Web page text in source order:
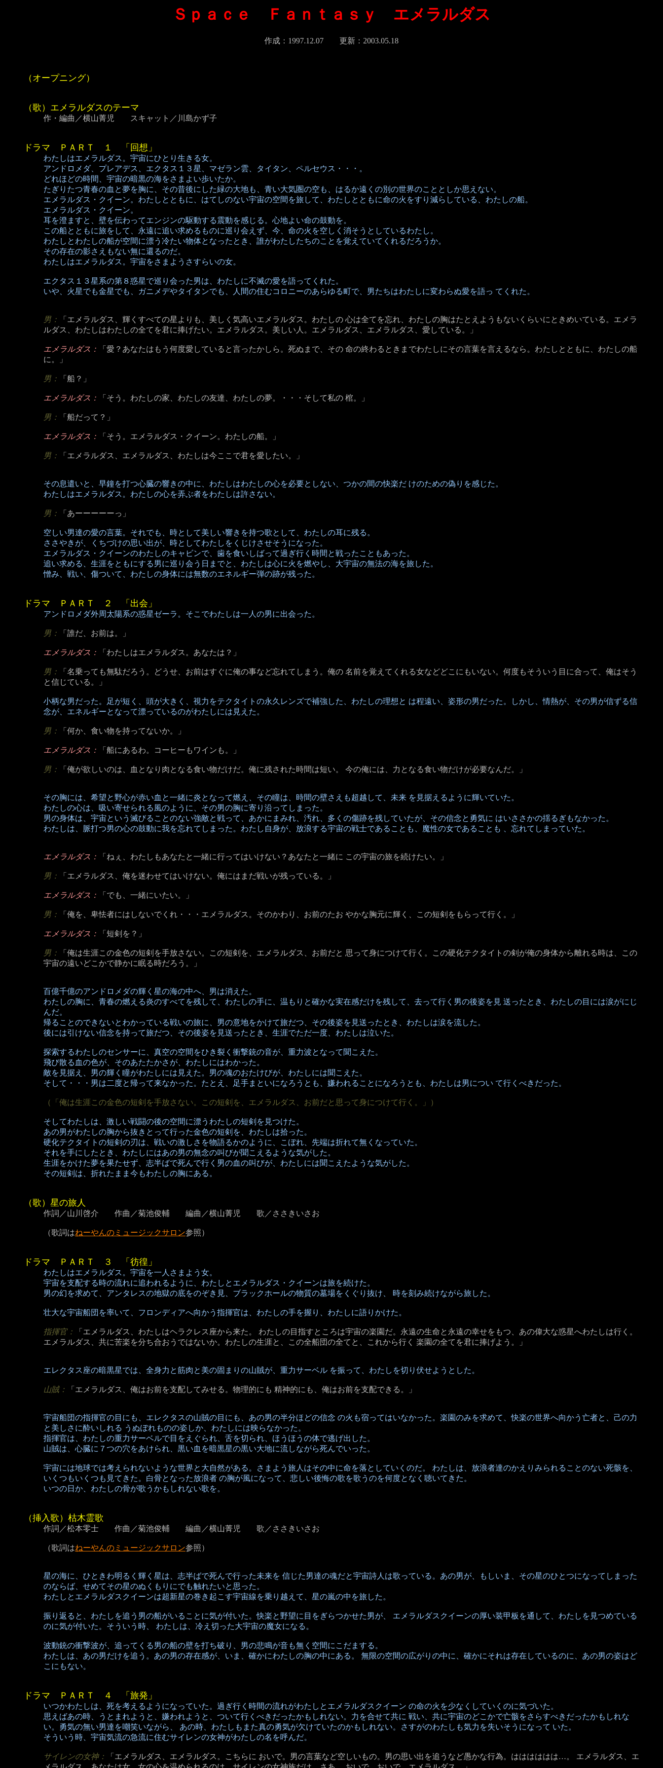
Ｓｐａｃｅ Ｆａｎｔａｓｙ エメラルダス
作成：1997.12.07 更新：2003.05.18
（オープニング）
（歌）エメラルダスのテーマ
作・編曲／横山菁児 スキャット／川島かず子
ドラマ ＰＡＲＴ １ 「回想」
わたしはエメラルダス。宇宙にひとり生きる女。
アンドロメダ、プレアデス、エクタス１３星、マゼラン雲、タイタン、ペルセウス・・・。
どれほどの時間、宇宙の暗黒の海をさまよい歩いたか。
たぎりたつ青春の血と夢を胸に、その昔後にした緑の大地も、青い大気圏の空も、はるか遠くの別の世界のこととしか思えない。
エメラルダス・クイーン。わたしとともに、はてしのない宇宙の空間を旅して、わたしとともに命の火をすり減らしている、わたしの船。
エメラルダス・クイーン。
耳を澄ますと、壁を伝わってエンジンの駆動する震動を感じる。心地よい命の鼓動を。
この船とともに旅をして、永遠に追い求めるものに巡り会えず、今、命の火を空しく消そうとしているわたし。
わたしとわたしの船が空間に漂う冷たい物体となったとき、誰がわたしたちのことを覚えていてくれるだろうか。
その存在の影さえもない無に還るのだ。
わたしはエメラルダス。宇宙をさまようさすらいの女。
エクタス１３星系の第８惑星で巡り会った男は、わたしに不滅の愛を語ってくれた。
いや、火星でも金星でも、ガニメデやタイタンでも、人間の住むコロニーのあらゆる町で、男たちはわたしに変わらぬ愛を語っ てくれた。
男：
「エメラルダス、輝くすべての星よりも、美しく気高いエメラルダス。わたしの 心は全てを忘れ、わたしの胸はたとえようもないくらいにときめいている。エメラ
ルダス、わたしはわたしの全てを君に捧げたい。エメラルダス。美しい人。エメラルダス、エメラルダス、愛している。」
エメラルダス：
「愛？あなたはもう何度愛していると言ったかしら。死ぬまで、その 命の終わるときまでわたしにその言葉を言えるなら。わたしとともに、わたしの船
に。」
男： 「船？」
エメラルダス： 「そう。わたしの家、わたしの友達、わたしの夢。・・・そして私の 棺。」
男： 「船だって？」
エメラルダス： 「そう。エメラルダス・クイーン。わたしの船。」
男： 「エメラルダス、エメラルダス、わたしは今ここで君を愛したい。」
その息遣いと、早鐘を打つ心臓の響きの中に、わたしはわたしの心を必要としない、つかの間の快楽だ けのための偽りを感じた。
わたしはエメラルダス。わたしの心を弄ぶ者をわたしは許さない。
男： 「あーーーーーっ」
空しい男達の愛の言葉。それでも、時として美しい響きを持つ歌として、わたしの耳に残る。
ささやきが、くちづけの思い出が、時としてわたしをくじけさせそうになった。
エメラルダス・クイーンのわたしのキャビンで、歯を食いしばって過ぎ行く時間と戦ったこともあった。
追い求める、生涯をともにする男に巡り会う日までと、わたしは心に火を燃やし、大宇宙の無法の海を旅した。
憎み、戦い、傷ついて、わたしの身体には無数のエネルギー弾の跡が残った。
ドラマ ＰＡＲＴ ２ 「出会」
アンドロメダ外周太陽系の惑星ゼーラ。そこでわたしは一人の男に出会った。
男： 「誰だ、お前は。」
エメラルダス： 「わたしはエメラルダス。あなたは？」
男：
「名乗っても無駄だろう。どうせ、お前はすぐに俺の事など忘れてしまう。俺の 名前を覚えてくれる女などどこにもいない。何度もそういう目に合って、俺はそう
と信じている。」
小柄な男だった。足が短く、頭が大きく、視力をテクタイトの永久レンズで補強した、わたしの理想と は程遠い、姿形の男だった。しかし、情熱が、その男が信ずる信
念が、エネルギーとなって漂っているのがわたしには見えた。
男： 「何か、食い物を持ってないか。」
エメラルダス： 「船にあるわ。コーヒーもワインも。」
男： 「俺が欲しいのは、血となり肉となる食い物だけだ。俺に残された時間は短い。 今の俺には、力となる食い物だけが必要なんだ。」
その胸には、希望と野心が赤い血と一緒に炎となって燃え、その瞳は、時間の壁さえも超越して、未来 を見据えるように輝いていた。
わたしの心は、吸い寄せられる風のように、その男の胸に寄り沿ってしまった。
男の身体は、宇宙という滅びることのない強敵と戦って、あかにまみれ、汚れ、多くの傷跡を残していたが、その信念と勇気に はいささかの揺るぎもなかった。
わたしは、脈打つ男の心の鼓動に我を忘れてしまった。わたし自身が、放浪する宇宙の戦士であることも、魔性の女であることも 、忘れてしまっていた。
エメラルダス： 「ねぇ、わたしもあなたと一緒に行ってはいけない？あなたと一緒に この宇宙の旅を続けたい。」
男： 「エメラルダス、俺を迷わせてはいけない。俺にはまだ戦いが残っている。」
エメラルダス： 「でも、一緒にいたい。」
男： 「俺を、卑怯者にはしないでくれ・・・エメラルダス。そのかわり、お前のたお やかな胸元に輝く、この短剣をもらって行く。」
エメラルダス： 「短剣を？」
男：
「俺は生涯この金色の短剣を手放さない。この短剣を、エメラルダス、お前だと 思って身につけて行く。この硬化テクタイトの剣が俺の身体から離れる時は、この
宇宙の遠いどこかで静かに眠る時だろう。」
百億千億のアンドロメダの輝く星の海の中へ、男は消えた。
わたしの胸に、青春の燃える炎のすべてを残して、わたしの手に、温もりと確かな実在感だけを残して、去って行く男の後姿を見 送ったとき、わたしの目には涙がにじ
んだ。
帰ることのできないとわかっている戦いの旅に、男の意地をかけて旅だつ、その後姿を見送ったとき、わたしは涙を流した。
後には引けない信念を持って旅だつ、その後姿を見送ったとき、生涯でただ一度、わたしは泣いた。
探索するわたしのセンサーに、真空の空間をひき裂く衝撃銃の音が、重力波となって聞こえた。
飛び散る血の色が、そのあたたかさが、わたしにはわかった。
敵を見据え、男の輝く瞳がわたしには見えた。男の魂のおたけびが、わたしには聞こえた。
そして・・・男は二度と帰って来なかった。たとえ、足手まといになろうとも、嫌われることになろうとも、わたしは男につい て行くべきだった。
（「俺は生涯この金色の短剣を手放さない。この短剣を、エメラルダス、お前だと思って身につけて行く。」）
そしてわたしは、激しい戦闘の後の空間に漂うわたしの短剣を見つけた。
あの男がわたしの胸から抜きとって行った金色の短剣を、わたしは拾った。
硬化テクタイトの短剣の刃は、戦いの激しさを物語るかのように、こぼれ、先端は折れて無くなっていた。
それを手にしたとき、わたしにはあの男の無念の叫びが聞こえるような気がした。
生涯をかけた夢を果たせず、志半ばで死んで行く男の血の叫びが、わたしには聞こえたような気がした。
その短剣は、折れたまま今もわたしの胸にある。
（歌）星の旅人
作詞／山川啓介 作曲／菊池俊輔 編曲／横山菁児 歌／ささきいさお
（歌詞はねーやんのミュージックサロン参照）
ドラマ ＰＡＲＴ ３ 「彷徨」
わたしはエメラルダス。宇宙を一人さまよう女。
宇宙を支配する時の流れに追われるように、わたしとエメラルダス・クイーンは旅を続けた。
男の幻を求めて、アンタレスの地獄の底をのぞき見、ブラックホールの物質の墓場をくぐり抜け、 時を刻み続けながら旅した。
壮大な宇宙船団を率いて、フロンディアへ向かう指揮官は、わたしの手を握り、わたしに語りかけた。
指揮官：
「エメラルダス、わたしはヘラクレス座から来た。 わたしの目指すところは宇宙の楽園だ。永遠の生命と永遠の幸せをもつ、あの偉大な惑星へわたしは行く。
エメラルダス、共に苦楽を分ち合おうではないか。わたしの生涯と、この全船団の全てと、これから行く 楽園の全てを君に捧げよう。」
エレクタス座の暗黒星では、全身力と筋肉と美の固まりの山賊が、重力サーベル を振って、わたしを切り伏せようとした。
山賊： 「エメラルダス、俺はお前を支配してみせる。物理的にも 精神的にも、俺はお前を支配できる。」
宇宙船団の指揮官の目にも、エレクタスの山賊の目にも、あの男の半分ほどの信念 の火も宿ってはいなかった。楽園のみを求めて、快楽の世界へ向かう亡者と、己の力
と美しさに酔いしれる うぬぼれものの姿しか、わたしには映らなかった。
指揮官は、わたしの重力サーベルで目をえぐられ、舌を切られ、ほうほうの体で逃げ出した。
山賊は、心臓に７つの穴をあけられ、黒い血を暗黒星の黒い大地に流しながら死んでいった。
宇宙には地球では考えられないような世界と大自然がある。さまよう旅人はその中に命を落としていくのだ。 わたしは、放浪者達のかえりみられることのない死骸を、
いくつもいくつも見てきた。白骨となった放浪者 の胸が風になって、悲しい後悔の歌を歌うのを何度となく聴いてきた。
いつの日か、わたしの骨が歌うかもしれない歌を。
（挿入歌）枯木霊歌
作詞／松本零士 作曲／菊池俊輔 編曲／横山菁児 歌／ささきいさお
（歌詞はねーやんのミュージックサロン参照）
星の海に、ひときわ明るく輝く星は、志半ばで死んで行った未来を 信じた男達の魂だと宇宙詩人は歌っている。あの男が、もしいま、その星のひとつになってしまった
のならば、せめてその星のぬくもりにでも触れたいと思った。
わたしとエメラルダスクイーンは超新星の巻き起こす宇宙線を乗り越えて、星の嵐の中を旅した。
振り返ると、わたしを追う男の船がいることに気が付いた。快楽と野望に目をぎらつかせた男が、 エメラルダスクイーンの厚い装甲板を通して、わたしを見つめている
のに気が付いた。そういう時、 わたしは、冷え切った大宇宙の魔女になる。
波動銃の衝撃波が、追ってくる男の船の壁を打ち破り、男の悲鳴が音も無く空間にこだまする。
わたしは、あの男だけを追う。あの男の存在感が、いま、確かにわたしの胸の中にある。 無限の空間の広がりの中に、確かにそれは存在しているのに、あの男の姿はど
こにもない。
ドラマ ＰＡＲＴ ４ 「旅発」
いつかわたしは、死を考えるようになっていた。過ぎ行く時間の流れがわたしとエメラルダスクイーン の命の火を少なくしていくのに気づいた。
思えばあの時、うとまれようと、嫌われようと、ついて行くべきだったかもしれない。力を合せて共に 戦い、共に宇宙のどこかで亡骸をさらすべきだったかもしれな
い。勇気の無い男達を嘲笑いながら、 あの時、わたしもまた真の勇気が欠けていたのかもしれない。さすがのわたしも気力を失いそうになって いた。
そういう時、宇宙気流の急流に住むサイレンの女神がわたしの名を呼んだ。
サイレンの女神：
「エメラルダス、エメラルダス。こちらに おいで。男の言葉など空しいもの。男の思い出を追うなど愚かな行為。はははははは…。 エメラルダス、エ